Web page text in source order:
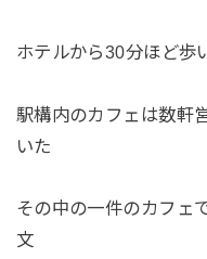
ホテルから30分ほど歩
駅構内のカフェは数軒
いた
その中の一件のカフェ
文